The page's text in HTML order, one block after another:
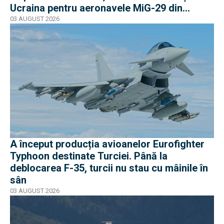
Ucraina pentru aeronavele MiG-29 din
Polonia
03 AUGUST 2026
A început producția avioanelor Eurofighter
Typhoon destinate Turciei. Până la
deblocarea F-35, turcii nu stau cu mâinile în
sân
03 AUGUST 2026